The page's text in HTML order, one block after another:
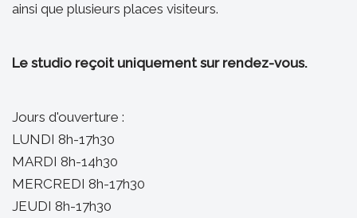
ainsi que plusieurs places visiteurs.
Le studio reçoit uniquement sur rendez-vous.
Jours d'ouverture :
LUNDI 8h-17h30
MARDI 8h-14h30
MERCREDI 8h-17h30
JEUDI 8h-17h30